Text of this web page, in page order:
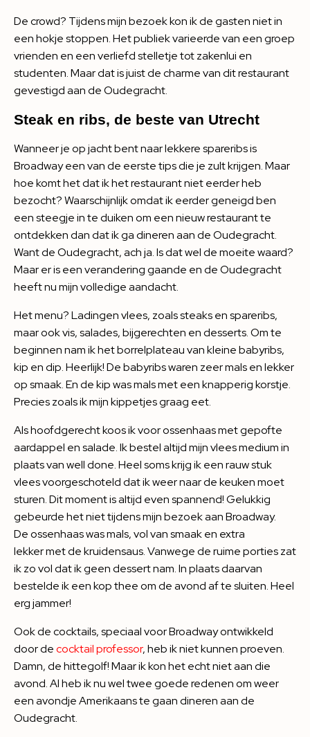
De crowd? Tijdens mijn bezoek kon ik de gasten niet in
een hokje stoppen. Het publiek varieerde van een groep
vrienden en een verliefd stelletje tot zakenlui en
studenten. Maar dat is juist de charme van dit restaurant
gevestigd aan de Oudegracht.
Steak en ribs, de beste van Utrecht
Wanneer je op jacht bent naar lekkere spareribs is
Broadway een van de eerste tips die je zult krijgen. Maar
hoe komt het dat ik het restaurant niet eerder heb
bezocht? Waarschijnlijk omdat ik eerder geneigd ben
een steegje in te duiken om een nieuw restaurant te
ontdekken dan dat ik ga dineren aan de Oudegracht.
Want de Oudegracht, ach ja. Is dat wel de moeite waard?
Maar er is een verandering gaande en de Oudegracht
heeft nu mijn volledige aandacht.
Het menu? Ladingen vlees, zoals steaks en spareribs,
maar ook vis, salades, bijgerechten en desserts. Om te
beginnen nam ik het borrelplateau van kleine babyribs,
kip en dip. Heerlijk! De babyribs waren zeer mals en lekker
op smaak. En de kip was mals met een knapperig korstje.
Precies zoals ik mijn kippetjes graag eet.
Als hoofdgerecht koos ik voor ossenhaas met gepofte
aardappel en salade. Ik bestel altijd mijn vlees medium in
plaats van well done. Heel soms krijg ik een rauw stuk
vlees voorgeschoteld dat ik weer naar de keuken moet
sturen. Dit moment is altijd even spannend! Gelukkig
gebeurde het niet tijdens mijn bezoek aan Broadway.
De ossenhaas was mals, vol van smaak en extra
lekker met de kruidensaus. Vanwege de ruime porties zat
ik zo vol dat ik geen dessert nam. In plaats daarvan
bestelde ik een kop thee om de avond af te sluiten. Heel
erg jammer!
Ook de cocktails, speciaal voor Broadway ontwikkeld
door decocktail professor,heb ik niet kunnen proeven.
Damn, de hittegolf! Maar ik kon het echt niet aan die
avond. Al heb ik nu wel twee goede redenen om weer
een avondje Amerikaans te gaan dineren aan de
Oudegracht.